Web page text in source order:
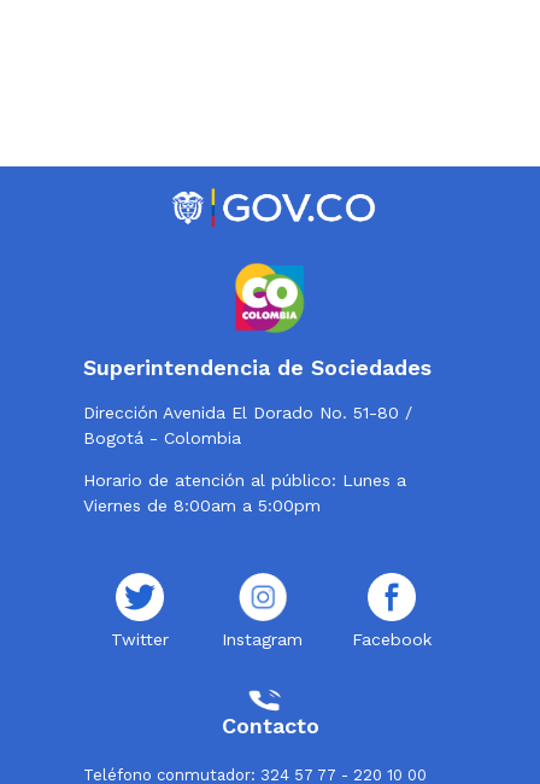
Superintendencia de Sociedades
Dirección Avenida El Dorado No. 51-80 /
Bogotá - Colombia
Horario de atención al público: Lunes a
Viernes de 8:00am a 5:00pm
Twitter Instagram Facebook
Contacto
Teléfono conmutador: 324 57 77 - 220 10 00